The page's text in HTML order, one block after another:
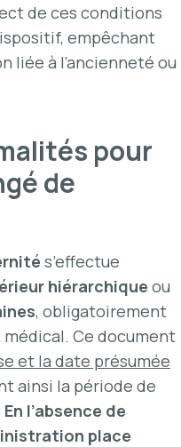
de ces conditions
empêchant
liée à l’ancienneté ou
pour
de
s’effectue
hiérarchique ou
, obligatoirement
Ce document
et la date présumée
ainsi la période de
En l’absence de
place